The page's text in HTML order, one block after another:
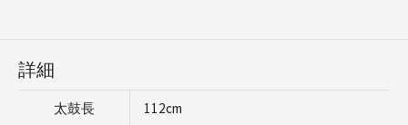
詳細
太鼓長 112cm